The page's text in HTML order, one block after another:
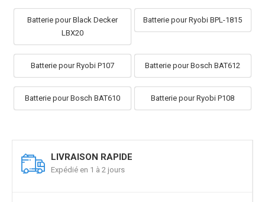
Batterie pour Black Decker
LBX20
Batterie pour Ryobi BPL-1815
Batterie pour Ryobi P107 Batterie pour Bosch BAT612
Batterie pour Bosch BAT610 Batterie pour Ryobi P108
LIVRAISON RAPIDE
Expédié en 1 à 2 jours